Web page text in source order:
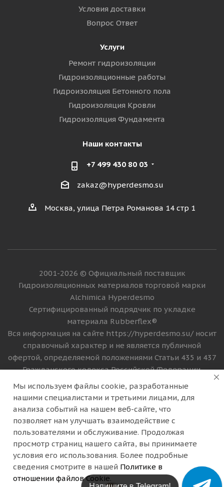
Условия доставки
Вопрос Ответ
Услуги
Ремонт гидроизоляции
Гидроизоляционные работы
Гидроизоляция Бетонного пола
Гидроизоляция Кровли
Гидроизоляция Фундамента
Наши контакты
+7 499 430 80 03
zakaz@hyperdesmo.su
Москва, улица Петра Романова 14 стр 1
2001-2026 © Официальный поставщик
Гидроизоляционных материалов торговой марки
Alchimica Hyperdesmo
Сертифицированный подрядчик по укладке
материала Rubberflex®
Вся информация на сайте https://hyperdesmo.su/ носит
справочный характер и не является публичной
офертой, определяемой положениями Статьи 435 и 437
Гражданского кодекса Российской Федерации.
Технические параметры (спецификация), цена и
комплект поставки товара могут быть изменены
производителем без предварительного уведомления.
Уточняйте информацию у наших менеджеров по
телефону +74994308003
Версия для печати
Мы используем файлы cookie, разработанные
нашими специалистами и третьими лицами, для
анализа событий на нашем веб-сайте, что
позволяет нам улучшать взаимодействие с
пользователями и обслуживание. Продолжая
просмотр страниц нашего сайта, вы принимаете
условия его использования. Более подробные
сведения смотрите в нашей Политике в
отношении файлов Cookie.